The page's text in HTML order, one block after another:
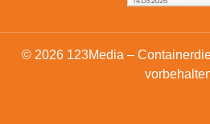
© 2026 123Media –